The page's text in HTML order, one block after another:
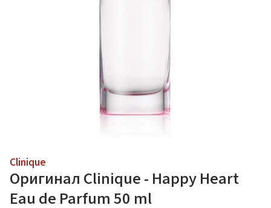
Clinique
Оригинал Clinique - Happy Heart
Eau de Parfum 50 ml